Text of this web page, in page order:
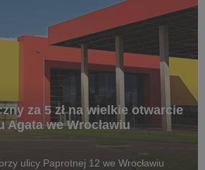
za 5 zł na wielkie otwarcie
Agata we Wrocławiu
ulicy Paprotnej 12 we Wrocławiu